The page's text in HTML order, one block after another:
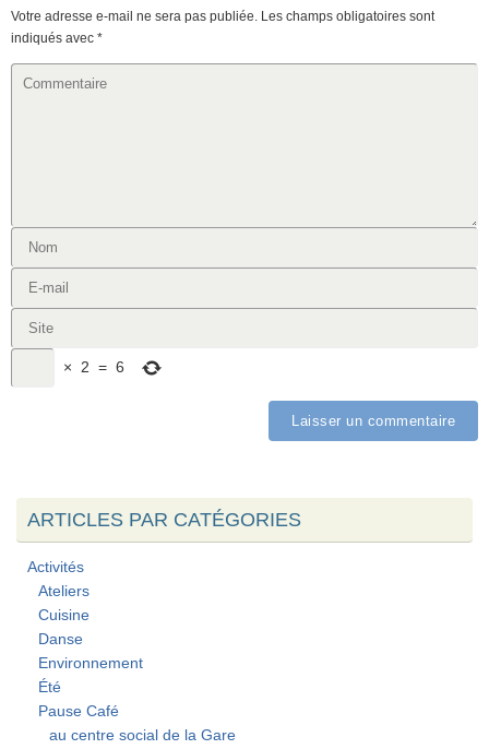
Votre adresse e-mail ne sera pas publiée. Les champs obligatoires sont
indiqués avec *
× 2 = 6
ARTICLES PAR CATÉGORIES
Activités
Ateliers
Cuisine
Danse
Environnement
Été
Pause Café
au centre social de la Gare